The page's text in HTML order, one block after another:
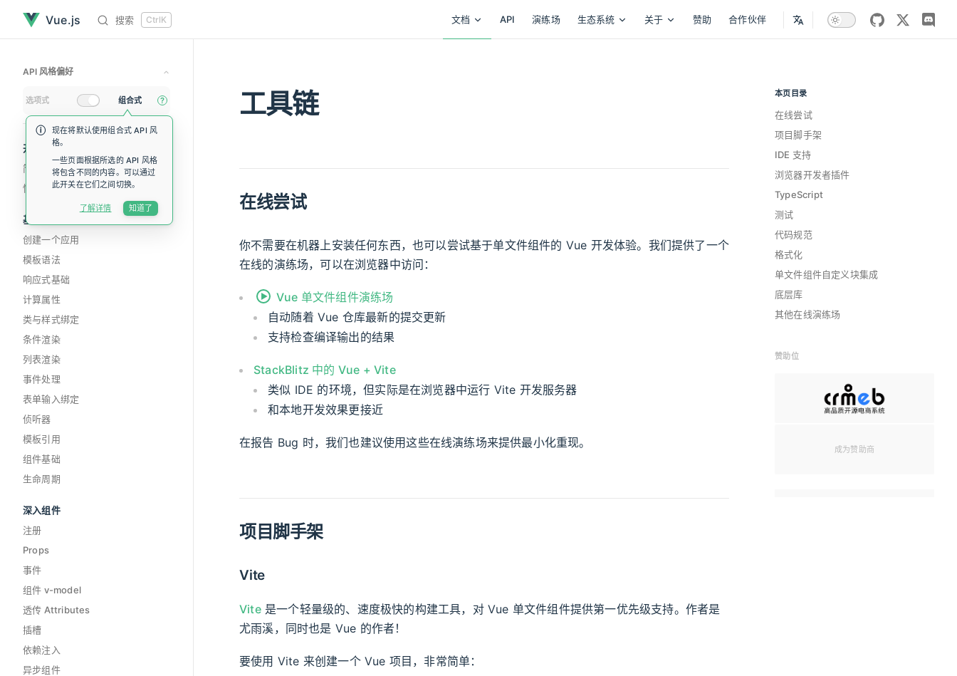
直接跳到内容
Vue.js 搜索 CtrlK 文档 API 演练场 生态系统 关于 赞助 合作伙伴
githubtwitter
API 风格偏好
选项式 组合式 ?
现在将默认使用组合式 API 风
格。
一些页面根据所选的 API 风格
将包含不同的内容。可以通过
此开关在它们之间切换。
了解详情 知道了
侧边栏导航
开始
简介
快速上手
基础
创建一个应用
模板语法
响应式基础
计算属性
类与样式绑定
条件渲染
列表渲染
事件处理
表单输入绑定
侦听器
模板引用
组件基础
生命周期
深入组件
注册
Props
事件
组件 v-model
透传 Attributes
插槽
依赖注入
异步组件
本页目录
当前页面的目录
在线尝试
项目脚手架
IDE 支持
浏览器开发者插件
TypeScript
测试
代码规范
格式化
单文件组件自定义块集成
底层库
其他在线演练场
赞助位
成为赞助商
工具链
在线尝试
你不需要在机器上安装任何东西，也可以尝试基于单文件组件的 Vue 开发体验。我们提供了一个
在线的演练场，可以在浏览器中访问：
Vue 单文件组件演练场
自动随着 Vue 仓库最新的提交更新
支持检查编译输出的结果
StackBlitz 中的 Vue + Vite
类似 IDE 的环境，但实际是在浏览器中运行 Vite 开发服务器
和本地开发效果更接近
在报告 Bug 时，我们也建议使用这些在线演练场来提供最小化重现。
项目脚手架
Vite
Vite是一个轻量级的、速度极快的构建工具，对 Vue 单文件组件提供第一优先级支持。作者是
尤雨溪，同时也是 Vue 的作者！
要使用 Vite 来创建一个 Vue 项目，非常简单：